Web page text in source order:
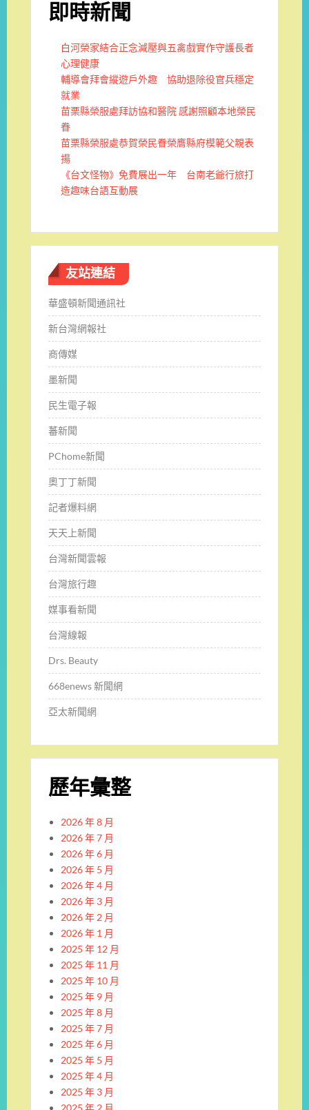
即時新聞
白河榮家結合正念減壓與五禽戲實作守護長者
心理健康
輔導會拜會縱遊戶外趣 協助退除役官兵穩定
就業
苗栗縣榮服處拜訪協和醫院 感謝照顧本地榮民
眷
苗栗縣榮服處恭賀榮民眷榮膺縣府模範父親表
揚
《台文怪物》免費展出一年 台南老爺行旅打
造趣味台語互動展
友站連結
華盛頓新聞通訊社
新台灣網報社
商傳媒
墨新聞
民生電子報
蕃新聞
PChome新聞
奧丁丁新聞
記者爆料網
天天上新聞
台灣新聞雲報
台灣旅行趣
媒事看新聞
台灣線報
Drs. Beauty
668enews 新聞網
亞太新聞網
歷年彙整
2026 年 8 月
2026 年 7 月
2026 年 6 月
2026 年 5 月
2026 年 4 月
2026 年 3 月
2026 年 2 月
2026 年 1 月
2025 年 12 月
2025 年 11 月
2025 年 10 月
2025 年 9 月
2025 年 8 月
2025 年 7 月
2025 年 6 月
2025 年 5 月
2025 年 4 月
2025 年 3 月